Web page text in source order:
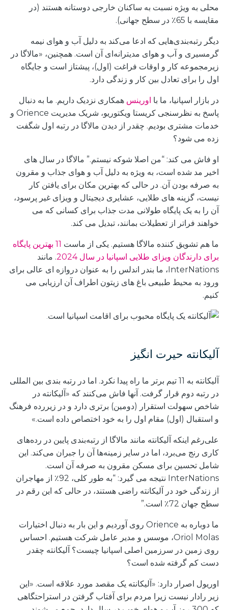
محلی به ویژه نسبت به ساکنان خارجی دوستانه هستند (در
مقایسه با 65٪ در سطح جهانی).
دیگر رتبه‌بندی‌هایی که ادعا می‌کند به دلیل آب و هوای نیمه
گرمسیری و آب و هوای مدیترانه‌ای آن است. همچنین، «مالاگا در
زیرمجموعه کار و اوقات فراغت (اول)، پیشتاز است و جایگاه
اول را برای تعادل بین کار و زندگی دارد.
در بازار اسپانیا، ما با اورینس همکاری نزدیک داریم. ما به دنبال
پاسخ به نظرسنجی کریستا ویکتوریو، شریک مدیریت Orience و
خدمات مشتری بودیم. چقدر از دیدن مالاگا در رتبه اول شگفت
زده می شود؟
او فاش می کند: “من اصلا شوکه نیستم.” مالاگا در سال های
اخیر مد شده است، به ویژه به دلیل آب و هوای جذاب و مقرون
به صرفه بودن آن. در حالی که بهترین مکان برای یافتن کار
نیست، گزینه های طلایی، عشایری دیجیتال و ویزای غیر پرسود،
آن را به یک پایگاه طولانی مدت جذاب برای کسانی که می
خواهند فراتر از تعطیلات بمانند، تبدیل می کند.
ما هم تشویق کننده مالاگا هستیم. یکی از ماست
11 بهترین پایگاه
برای دارندگان ویزای طلایی اسپانیا در سال 2024
. مانند
InterNations، ما بندر اندلس را به عنوان دروازه ای عالی برای
ورود به محیط طبیعی باغ های زیتون اطراف آن ارزیابی می
کنیم.
آلیکانته حیرت انگیز
آلیکانته به 11 تیم برتر ما راه پیدا نکرد. اما در رتبه بندی بین المللی
در رتبه دوم قرار گرفت. آنها فاش می‌کنند که «آلیکانته در
شاخص سهولت استقرار (دومین) برتری دارد و در زیررده فرهنگ
و استقبال (اول) مقام اول را به خود اختصاص داده است.»
علی‌رغم اینکه آلیکانته مانند مالاگا از رتبه‌بندی پایین در رده‌های
کاری رنج می‌برد، اما در سایر زمینه‌ها آن را جبران می‌کند. این
شامل تحسین برای مسکن مقرون به صرفه آن است.
InterNations نتیجه می گیرد: “به طور کلی، 92٪ از مهاجران
از زندگی خود در آلیکانته راضی هستند، در حالی که این رقم در
سطح جهان 72٪ است.”
ما دوباره به Orience روی آوردیم و این بار به دنبال اختیارات
Oriol Molas، موسس و مدیر عامل شرکت هستیم. احساس
روی زمین در سرزمین اصلی اسپانیا چیست؟ آلیکانته چقدر
دست کم گرفته شده است؟
اوریول اصرار دارد: «آلیکانته یک مقصد مورد علاقه است. «این
زیر رادار نیست زیرا مردم برای آفتاب گرفتن در استراحتگاهی